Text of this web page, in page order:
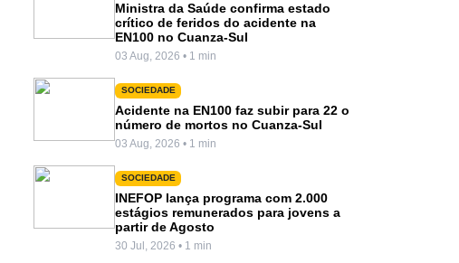
Ministra da Saúde confirma estado
crítico de feridos do acidente na
EN100 no Cuanza-Sul
03 Aug, 2026 • 1 min
SOCIEDADE
Acidente na EN100 faz subir para 22 o
número de mortos no Cuanza-Sul
03 Aug, 2026 • 1 min
SOCIEDADE
INEFOP lança programa com 2.000
estágios remunerados para jovens a
partir de Agosto
30 Jul, 2026 • 1 min